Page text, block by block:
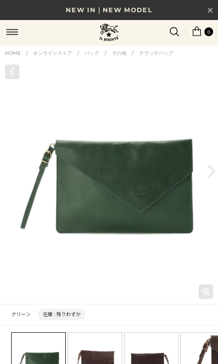
NEW IN｜NEW MODEL
8/17(月)10時まで｜税込11,000円以上で送料無料
贈る相手やシーンから選べる、新しいギフトガイド
0
HOME | オンラインストア / バッグ / その他 / クラッチバッグ
グリーン 在庫 : 残りわずか